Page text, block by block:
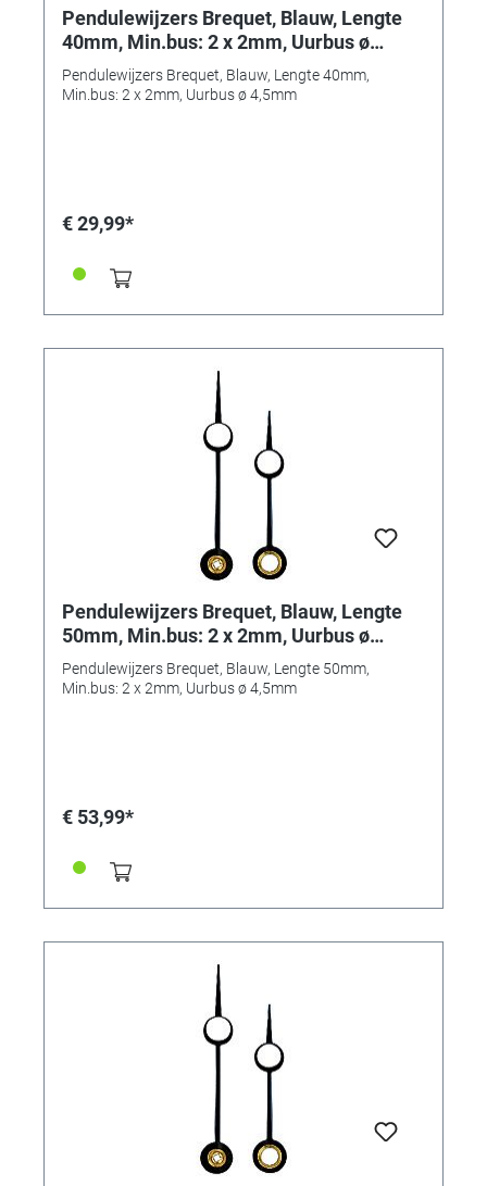
Pendulewijzers Brequet, Blauw, Lengte
40mm, Min.bus: 2 x 2mm, Uurbus ø
4,5mm
Pendulewijzers Brequet, Blauw, Lengte 40mm,
Min.bus: 2 x 2mm, Uurbus ø 4,5mm
€ 29,99*
Pendulewijzers Brequet, Blauw, Lengte
50mm, Min.bus: 2 x 2mm, Uurbus ø
4,5mm
Pendulewijzers Brequet, Blauw, Lengte 50mm,
Min.bus: 2 x 2mm, Uurbus ø 4,5mm
€ 53,99*